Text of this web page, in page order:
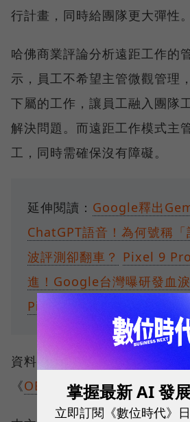
行計畫，同時給團隊更大彈性。
哈佛商業評論分析遠距工作的
示，員工不希望主管微觀管理
下屬的工作，讓員工融入團隊
解決問題。而遠距工作模式主
工，同時需確保沒有障礙。
延伸閱讀： Google釋出
ChatGPT語音！為何號稱
波評測卻翻車？ Pixel 9
進！Google台灣曝研發血
Pixel 9系列搶市戰略
資料來源：《QUARTZ》、《
《OBSERVER》
掌握最新 AI 發
立即訂閱《數位時代》